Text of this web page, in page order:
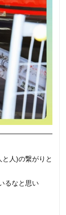
人)の繋がりと
るなと思い